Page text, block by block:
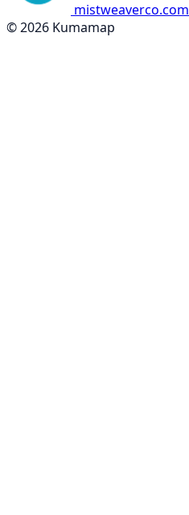
mistweaverco.com
© 2026 Kumamap